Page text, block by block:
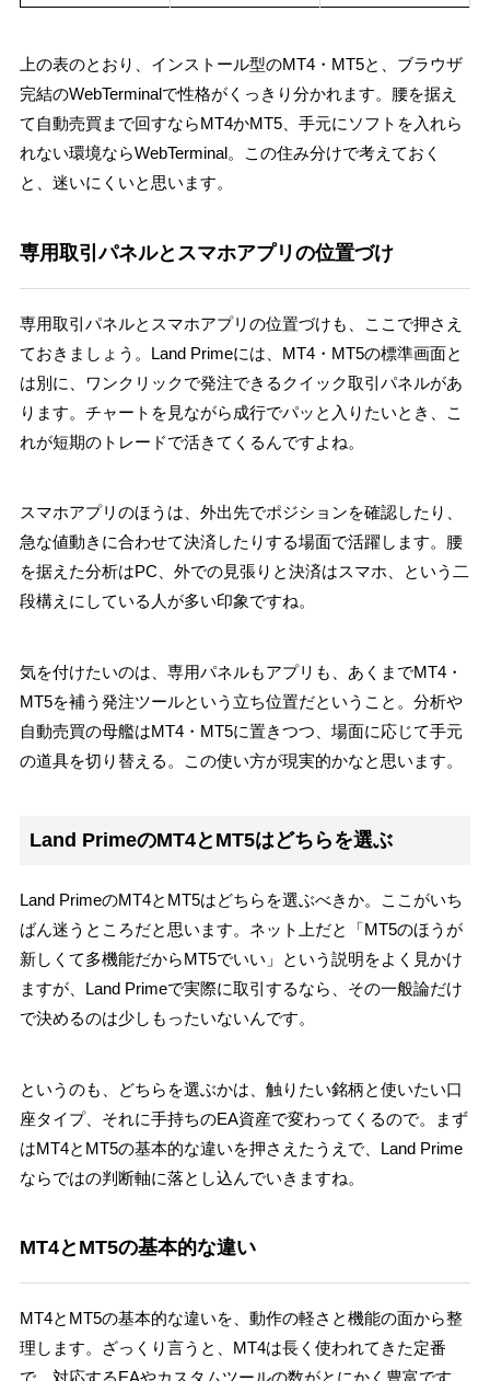
上の表のとおり、インストール型のMT4・MT5と、ブラウザ
完結のWebTerminalで性格がくっきり分かれます。腰を据え
て自動売買まで回すならMT4かMT5、手元にソフトを入れら
れない環境ならWebTerminal。この住み分けで考えておく
と、迷いにくいと思います。
専用取引パネルとスマホアプリの位置づけ
専用取引パネルとスマホアプリの位置づけも、ここで押さえ
ておきましょう。Land Primeには、MT4・MT5の標準画面と
は別に、ワンクリックで発注できるクイック取引パネルがあ
ります。チャートを見ながら成行でパッと入りたいとき、こ
れが短期のトレードで活きてくるんですよね。
スマホアプリのほうは、外出先でポジションを確認したり、
急な値動きに合わせて決済したりする場面で活躍します。腰
を据えた分析はPC、外での見張りと決済はスマホ、という二
段構えにしている人が多い印象ですね。
気を付けたいのは、専用パネルもアプリも、あくまでMT4・
MT5を補う発注ツールという立ち位置だということ。分析や
自動売買の母艦はMT4・MT5に置きつつ、場面に応じて手元
の道具を切り替える。この使い方が現実的かなと思います。
Land PrimeのMT4とMT5はどちらを選ぶ
Land PrimeのMT4とMT5はどちらを選ぶべきか。ここがいち
ばん迷うところだと思います。ネット上だと「MT5のほうが
新しくて多機能だからMT5でいい」という説明をよく見かけ
ますが、Land Primeで実際に取引するなら、その一般論だけ
で決めるのは少しもったいないんです。
というのも、どちらを選ぶかは、触りたい銘柄と使いたい口
座タイプ、それに手持ちのEA資産で変わってくるので。まず
はMT4とMT5の基本的な違いを押さえたうえで、Land Prime
ならではの判断軸に落とし込んでいきますね。
MT4とMT5の基本的な違い
MT4とMT5の基本的な違いを、動作の軽さと機能の面から整
理します。ざっくり言うと、MT4は長く使われてきた定番
で、対応するEAやカスタムツールの数がとにかく豊富です。